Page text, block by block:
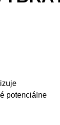
potenciálne